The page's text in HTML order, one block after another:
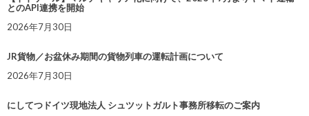
とのAPI連携を開始
2026年7月30日
JR貨物／お盆休み期間の貨物列車の運転計画について
2026年7月30日
にしてつドイツ現地法人 シュツットガルト事務所移転のご案内